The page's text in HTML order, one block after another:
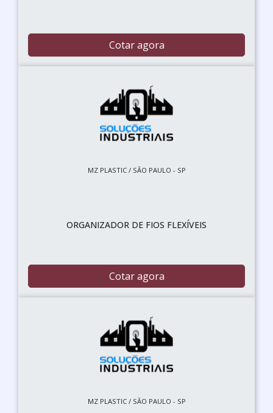
Cotar agora
MZ PLASTIC / SÃO PAULO - SP
ORGANIZADOR DE FIOS FLEXÍVEIS
Cotar agora
MZ PLASTIC / SÃO PAULO - SP